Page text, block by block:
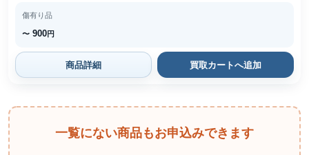
傷有り品
〜 900円
商品詳細 買取カートへ追加
一覧にない商品もお申込みできます